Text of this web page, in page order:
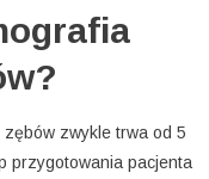
zwykle trwa od 5
przygotowania pacjenta